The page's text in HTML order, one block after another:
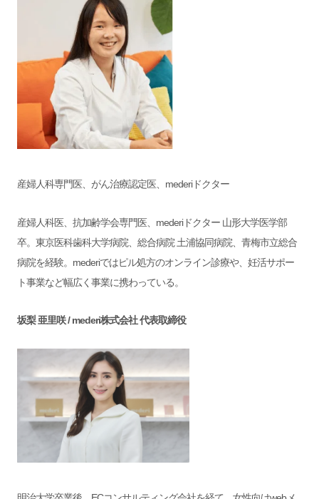
産婦人科専門医、がん治療認定医、mederiドクター
産婦人科医、抗加齢学会専門医、mederiドクター 山形大学医学部
卒。東京医科歯科大学病院、総合病院 土浦協同病院、青梅市立総合
病院を経験。mederiではピル処方のオンライン診療や、妊活サポー
ト事業など幅広く事業に携わっている。
坂梨 亜里咲 / mederi株式会社 代表取締役